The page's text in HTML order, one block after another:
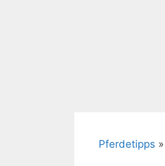
Pferdetipps »